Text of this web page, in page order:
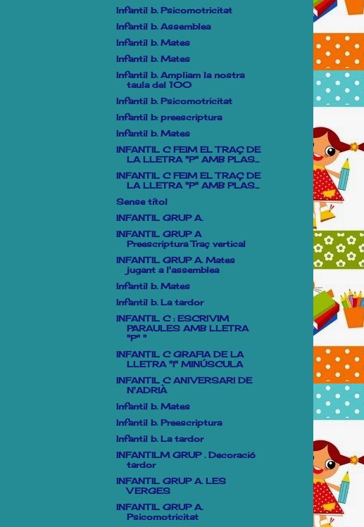
Infantil b. Psicomotricitat
Infantil b. Assemblea
Infantil b. Mates
Infantil b. Mates
Infantil b. Ampliam la nostra
taula del 100
Infantil b. Psicomotricitat
Infantil b: preescriptura
Infantil b. Mates
INFANTIL C FEIM EL TRAÇ DE
LA LLETRA "P" AMB PLAS...
INFANTIL C FEIM EL TRAÇ DE
LA LLETRA "P" AMB PLAS...
Sense títol
INFANTIL GRUP A.
INFANTIL GRUP A
Preescriptura Traç vertical
INFANTIL GRUP A. Mates
jugant a l'assemblea
Infantil b. Mates
Infantil b. La tardor
INFANTIL C : ESCRIVIM
PARAULES AMB LLETRA
"P" "
INFANTIL C GRAFIA DE LA
LLETRA "I" MINÚSCULA
INFANTIL C ANIVERSARI DE
N'ADRIÀ
Infantil b. Mates
Infantil b. Preescriptura
Infantil b. La tardor
INFANTILM GRUP . Decoració
tardor
INFANTIL GRUP A. LES
VERGES
INFANTIL GRUP A.
Psicomotricitat